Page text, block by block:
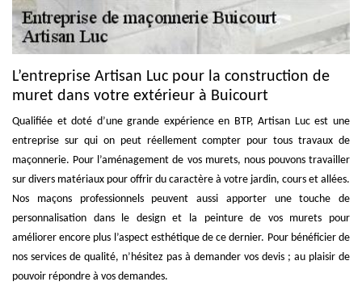
L’entreprise Artisan Luc pour la construction de
muret dans votre extérieur à Buicourt
Qualifiée et doté d’une grande expérience en BTP, Artisan Luc est une
entreprise sur qui on peut réellement compter pour tous travaux de
maçonnerie. Pour l’aménagement de vos murets, nous pouvons travailler
sur divers matériaux pour offrir du caractère à votre jardin, cours et allées.
Nos maçons professionnels peuvent aussi apporter une touche de
personnalisation dans le design et la peinture de vos murets pour
améliorer encore plus l’aspect esthétique de ce dernier. Pour bénéficier de
nos services de qualité, n’hésitez pas à demander vos devis ; au plaisir de
pouvoir répondre à vos demandes.